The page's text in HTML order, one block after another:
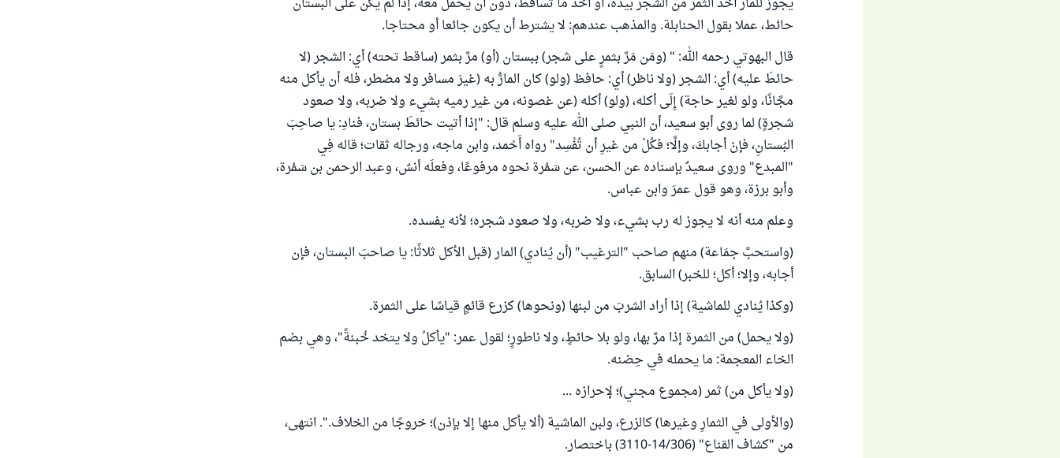
حائط، عملا بقول الحنابلة. والمذهب عندهم: لا يشترط أن يكون جائعا أو محتاجا.
قال البهوتي رحمه الله: " (ومَن مَرَّ بثمرٍ على شجر) ببستان (أو) مرَّ بثمر (ساقط تحته) أي: الشجر (لا
حائطَ عليه) أي: الشجر (ولا ناظر) أي: حافظ (ولو) كان المارُّ به (‌غيرَ ‌مسافر ‌ولا ‌مضطر، فله أن يأكل منه
مجَّانًا، ولو لغير حاجة) إِلَى أكله، (ولو) أكله (عن غصونه، من غير رميه بشيء ولا ضربه، ولا صعود
شجرةٍ) لما روى أبو سعيد، أن النبي صلى الله عليه وسلم قال: "إذا أتيت حائطَ بستان، فنادِ: يا صاحِبَ
البُستانِ، فإنْ أجابكَ، وإلَّا؛ فكُلْ من غيرِ أن تُفْسِد" رواه أَحْمد، وابن ماجه، ورجاله ثقات؛ قاله فِي
"المبدع" وروى سعيدٌ بإسناده عن الحسن، عن سَمُرة نحوه مرفوعًا، وفعلَه أنسٌ، وعبد الرحمن بن سَمُرة،
وأبو برزة، وهو قول عمرَ وابن عباس.
وعلم منه أنه لا يجوز له رب بشيء، ولا ضربه، ولا صعود شجره؛ لأنه يفسده.
(واستحبَّ جمَاعة) منهم صاحب "الترغيب" (أن يُنادي) المار (قبل الأكل ثلاثًا: يا صاحبَ البستان، فإن
أجابه، وإلا؛ أكل؛ للخبر) السابق.
(وكذا يُنادي للماشية) إذا أراد الشربَ من لبنها (ونحوها) كزرع قائمٍ قياسًا على الثمرة.
(ولا يحمل) من الثمرة إذا مرَّ بها، ولو بلا حائطٍ، ولا ناطورٍ؛ لقول عمر: "يأكلُ ولا يتخد خُبنةً"، وهي بضم
الخاء المعجمة: ما يحمله في حِضنه.
(ولا يأكل من) ثمر (مجموع مجني)؛ لإحرازه ...
(والأولى في الثمارِ وغيرها) كالزرع، ولبن الماشية (ألا يأكل منها إلا بإذن)؛ خروجًا من الخلاف.". انتهى،
من "كشاف القناع" (14/306-3110) باختصار.